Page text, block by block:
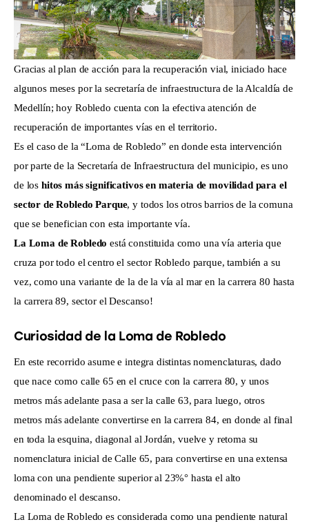
Gracias al plan de acción para la recuperación vial, iniciado hace
algunos meses por la secretaría de infraestructura de la Alcaldía de
Medellín; hoy Robledo cuenta con la efectiva atención de
recuperación de importantes vías en el territorio.
Es el caso de la “Loma de Robledo” en donde esta intervención
por parte de la Secretaría de Infraestructura del municipio, es uno
de los hitos más significativos en materia de movilidad para el
sector de Robledo Parque, y todos los otros barrios de la comuna
que se benefician con esta importante vía.
La Loma de Robledo está constituida como una vía arteria que
cruza por todo el centro el sector Robledo parque, también a su
vez, como una variante de la de la vía al mar en la carrera 80 hasta
la carrera 89, sector el Descanso!
Curiosidad de la Loma de Robledo
En este recorrido asume e integra distintas nomenclaturas, dado
que nace como calle 65 en el cruce con la carrera 80, y unos
metros más adelante pasa a ser la calle 63, para luego, otros
metros más adelante convertirse en la carrera 84, en donde al final
en toda la esquina, diagonal al Jordán, vuelve y retoma su
nomenclatura inicial de Calle 65, para convertirse en una extensa
loma con una pendiente superior al 23%° hasta el alto
denominado el descanso.
La Loma de Robledo es considerada como una pendiente natural